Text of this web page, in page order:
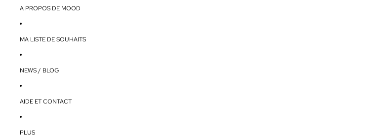
A PROPOS DE MOOD
MA LISTE DE SOUHAITS
NEWS / BLOG
AIDE ET CONTACT
PLUS